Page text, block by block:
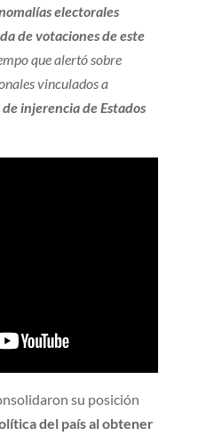
electorales
de votaciones de este
que alertó sobre
vinculados a
injerencia de Estados
su posición
del país al obtener